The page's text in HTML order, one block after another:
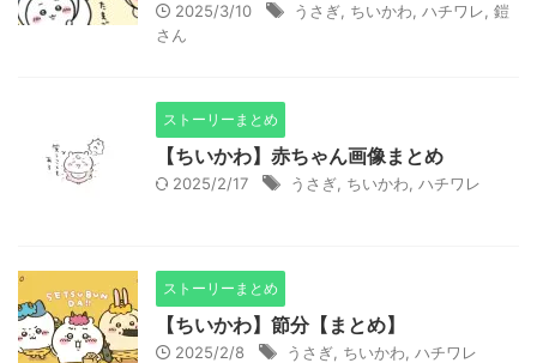
2025/3/10 うさぎ ちいかわ ハチワレ 鎧
さん
ストーリーまとめ
【ちいかわ】赤ちゃん画像まとめ
2025/2/17 うさぎ ちいかわ ハチワレ
ストーリーまとめ
【ちいかわ】節分【まとめ】
2025/2/8 うさぎ ちいかわ ハチワレ